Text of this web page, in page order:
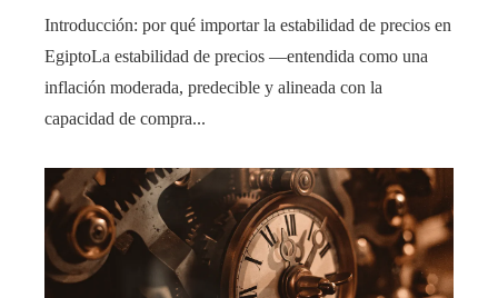
Introducción: por qué importar la estabilidad de precios en
EgiptoLa estabilidad de precios —entendida como una
inflación moderada, predecible y alineada con la
capacidad de compra...